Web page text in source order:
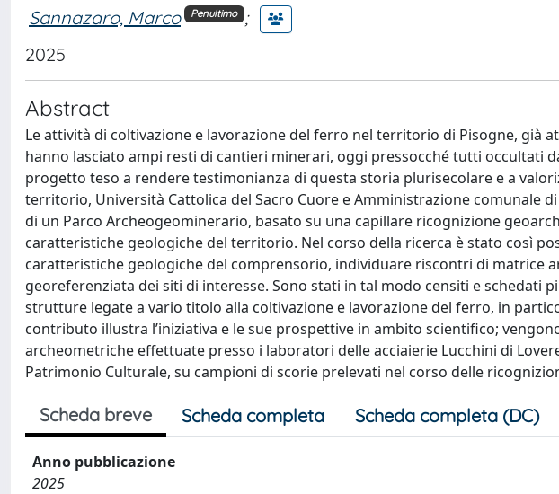
Sannazaro, Marco Penultimo ;
2025
Abstract
Le attività di coltivazione e lavorazione del ferro nel territorio di Pisogne, già
hanno lasciato ampi resti di cantieri minerari, oggi pressocché tutti occultati
progetto teso a rendere testimonianza di questa storia plurisecolare e a
territorio, Università Cattolica del Sacro Cuore e Amministrazione comunale
di un Parco Archeogeominerario, basato su una capillare ricognizione
caratteristiche geologiche del territorio. Nel corso della ricerca è stato così
caratteristiche geologiche del comprensorio, individuare riscontri di matrice
georeferenziata dei siti di interesse. Sono stati in tal modo censiti e schedati
strutture legate a vario titolo alla coltivazione e lavorazione del ferro, in
contributo illustra l’iniziativa e le sue prospettive in ambito scientifico;
archeometriche effettuate presso i laboratori delle acciaierie Lucchini di
Patrimonio Culturale, su campioni di scorie prelevati nel corso delle
Scheda breve Scheda completa Scheda completa (DC)
Anno pubblicazione
2025